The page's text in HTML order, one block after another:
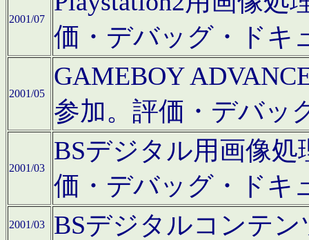
2001/07
価・デバッグ・ドキ
2001/05
GAMEBOY
参加。評価・デバッ
2001/03
BSデジタル用画像
価・デバッグ・ドキ
2001/03 BSデジタルコンテ